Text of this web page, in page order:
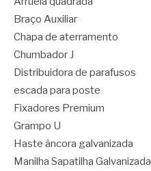
Braço Auxiliar
Chapa de aterramento
Chumbador J
Distribuidora de parafusos
escada para poste
Fixadores Premium
Grampo U
Haste âncora galvanizada
Manilha Sapatilha Galvanizada